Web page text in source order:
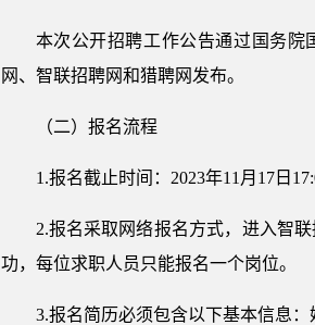
本次公开招聘工作公告通过国务院
网、智联招聘网和猎聘网发布。
（二）报名流程
1.报名截止时间：2023年11月17日
2.报名采取网络报名方式，进入智
功，每位求职人员只能报名一个岗位。
3.报名简历必须包含以下基本信息